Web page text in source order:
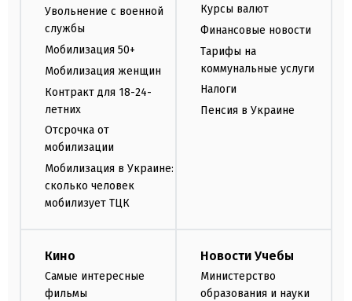
Увольнение с военной
службы
Мобилизация 50+
Мобилизация женщин
Контракт для 18-24-
летних
Отсрочка от
мобилизации
Мобилизация в Украине:
сколько человек
мобилизует ТЦК
Курсы валют
Финансовые новости
Тарифы на
коммунальные услуги
Налоги
Пенсия в Украине
Кино
Самые интересные
фильмы
Новости Учебы
Министерство
образования и науки